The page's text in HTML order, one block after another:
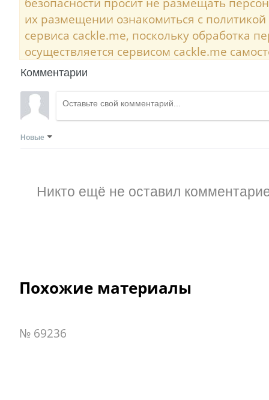
их размещении ознакомиться с
сервиса cackle.me, поскольку обработка
осуществляется сервисом cackle.me
Комментарии
Новые
Никто ещё не оставил
Похожие материалы
№ 69236